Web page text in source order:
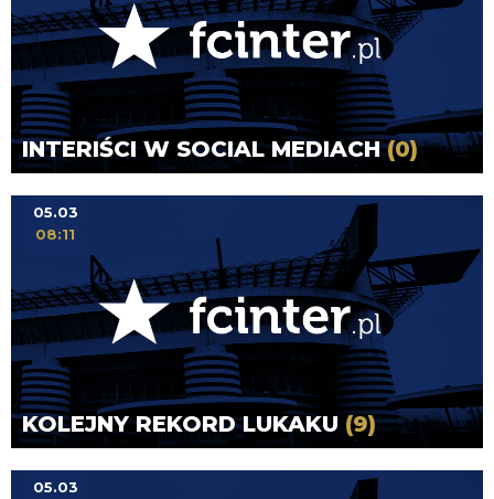
INTERIŚCI W SOCIAL MEDIACH(0)
KOLEJNY REKORD LUKAKU (9)
05.03
08:11
05.03